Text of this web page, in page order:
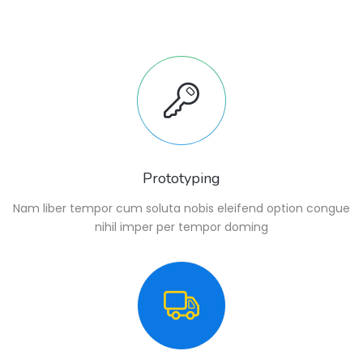
Prototyping
Nam liber tempor cum soluta nobis eleifend option congue
nihil imper per tempor doming